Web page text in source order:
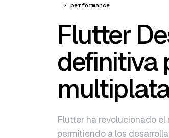
⚡ performance
Flutter
definitiva
Flutter ha revolucionado
permitiendo a los